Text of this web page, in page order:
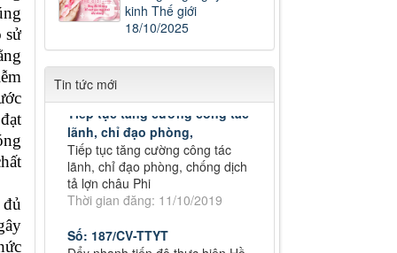
sử
kinh Thế giới
18/10/2025
Tin tức mới
mắc
Cách chặn 5 bệnh hô hấp dễ
mắc
Thời gian đăng: 11/10/2019
lãnh, chỉ đạo phòng,
Tiếp tục tăng cường công tác
lãnh, chỉ đạo phòng, chống dịch
tả lợn châu Phi
Thời gian đăng: 11/10/2019
Đẩy nhanh tiến độ thực hiện Hồ